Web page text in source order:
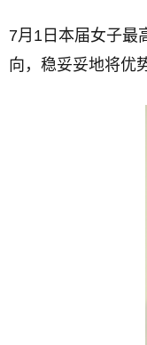
7月1日本届女子最
向，稳妥妥地将优